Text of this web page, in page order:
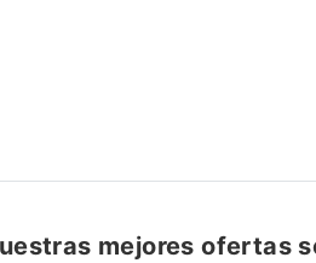
mejores ofertas